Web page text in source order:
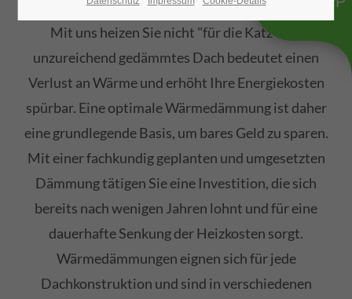
Mit uns heizen Sie nicht "für die Katz". Ein
unzureichend gedämmtes Dach bedeutet einen
Verlust an Wärme und erhöht Ihre Energiekosten
spürbar. Eine optimale Wärmedämmung ist daher
eine grundlegende Basis, um bares Geld zu sparen.
Mit einer fachkundig geplanten und umgesetzten
Dämmung tätigen Sie eine Investition, die sich
bereits nach wenigen Jahren lohnt und für eine
dauerhafte Senkung der Heizkosten sorgt.
Wärmedämmungen eignen sich für jede
Dachkonstruktion und sind in verschiedenen